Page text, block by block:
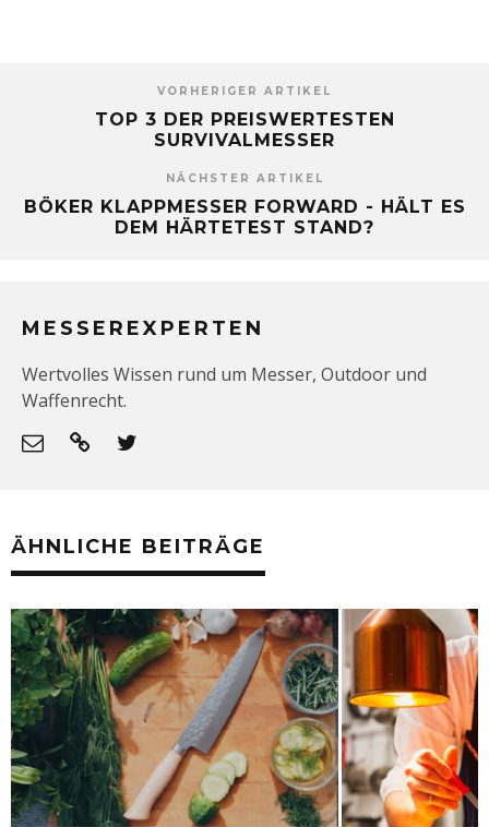
VORHERIGER ARTIKEL
TOP 3 DER PREISWERTESTEN
SURVIVALMESSER
NÄCHSTER ARTIKEL
BÖKER KLAPPMESSER FORWARD - HÄLT ES
DEM HÄRTETEST STAND?
MESSEREXPERTEN
Wertvolles Wissen rund um Messer, Outdoor und
Waffenrecht.
ÄHNLICHE BEITRÄGE